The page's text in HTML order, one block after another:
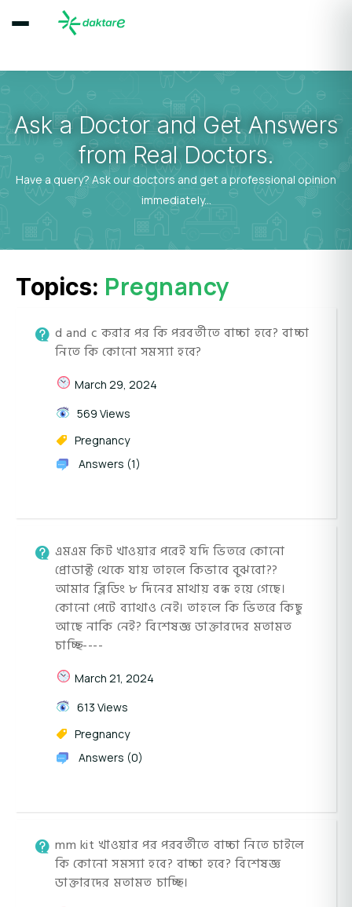
Ask a Doctor and Get Answers
from Real Doctors.
Have a query? Ask our doctors and get a professional opinion
immediately...
Topics: Pregnancy
d and c করার পর কি পরবর্তীতে বাচ্চা হবে? বাচ্চা
নিতে কি কোনো সমস্যা হবে?
March 29, 2024
569 Views
Pregnancy
Answers (1)
এম‌এম কিট খাওয়ার পরেই যদি ভিতরে কোনো
প্রোডাক্ট থেকে যায় তাহলে কিভাবে বুঝবো??
আমার ব্লিডিং ৮ দিনের মাথায় বন্ধ হয়ে গেছে।
কোনো পেটে ব্যাথাও নেই। তাহলে কি ভিতরে কিছু
আছে নাকি নেই? বিশেষজ্ঞ ডাক্তারদের মতামত
চাচ্ছি----
March 21, 2024
613 Views
Pregnancy
Answers (0)
mm kit খাওয়ার পর পরবর্তীতে বাচ্চা নিতে চাইলে
কি কোনো সমস্যা হবে? বাচ্চা হবে? বিশেষজ্ঞ
ডাক্তারদের মতামত চাচ্ছি।